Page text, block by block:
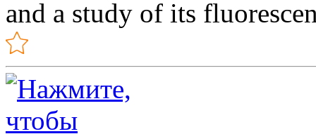
and a study of its